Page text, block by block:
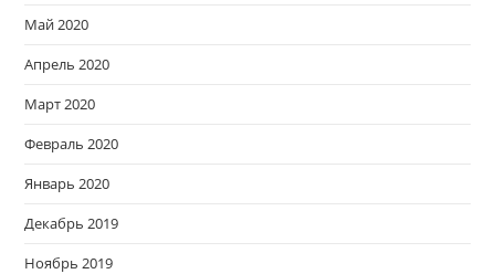
Май 2020
Апрель 2020
Март 2020
Февраль 2020
Январь 2020
Декабрь 2019
Ноябрь 2019